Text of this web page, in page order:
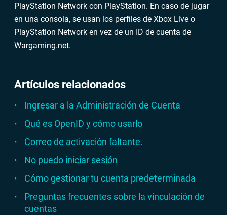
PlayStation Network con PlayStation. En caso de jugar
en una consola, se usan los perfiles de Xbox Live o
PlayStation Network en vez de un ID de cuenta de
Wargaming.net.
Artículos relacionados
Ingresar a la Administración de Cuenta
Qué es OpenID y cómo usarlo
Correo de activación faltante.
No puedo iniciar sesión
Cómo gestionar tu cuenta predeterminada
Preguntas frecuentes sobre la vinculación de
cuentas